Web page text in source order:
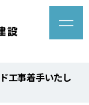
工事着手いたし